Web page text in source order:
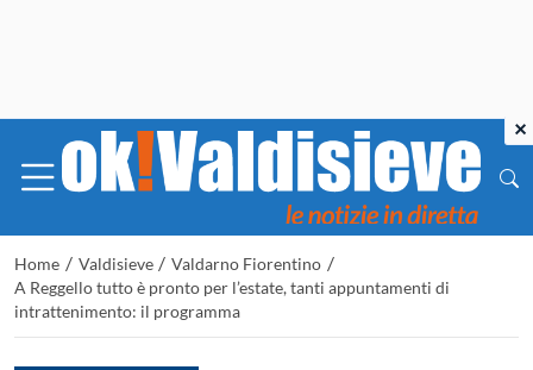
Home / Valdisieve / Valdarno Fiorentino /
A Reggello tutto è pronto per l’estate, tanti appuntamenti di
intrattenimento: il programma
×